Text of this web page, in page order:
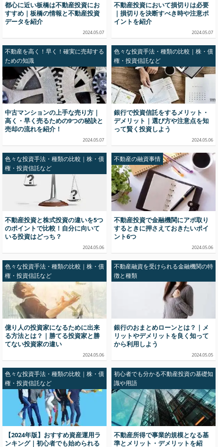
都心に近い板橋は不動産投資にお
すすめ｜板橋の情報と不動産投資
データを紹介
2024.05.07
不動産投資において損切りは必要
｜損切りを決断すべき時や注意ポ
イントを紹介
2024.05.07
不動産を高く！早く！確実に売却する
ための知識
中古マンションの上手な売り方｜
高く・早く売るための9つの秘訣と
売却の流れを紹介！
2024.05.07
色々な投資手法・種類の比較｜株・債
権・投資信託など
銀行で投資信託をするメリット・
デメリット｜選び方や注意点を知
って賢く投資しよう
2024.05.06
色々な投資手法・種類の比較｜株・債
権・投資信託など
不動産投資と株式投資の違いを5つ
のポイントで比較！自分に向いて
いる投資はどっち？
2024.05.06
不動産の融資事情
不動産投資で金融機関にアポ取り
するときに押さえておきたいポイ
ント6つ
2024.05.06
色々な投資手法・種類の比較｜株・債
権・投資信託など
億り人の投資家になるために出来
る方法とは？｜勝てる投資家と勝
てない投資家の違い
2024.05.06
不動産融資を受けられる金融機関の特
徴と種類
銀行のおまとめローンとは？｜メ
リットやデメリットを良く知って
から利用しよう
2024.05.05
色々な投資手法・種類の比較｜株・債
権・投資信託など
【2024年版】おすすめ資産運用ラ
ンキング｜初心者でも始められる
初心者でも分かる不動産投資の基礎知
識や用語
不動産所得で事業的規模となる基
準とメリット・デメリットを紹